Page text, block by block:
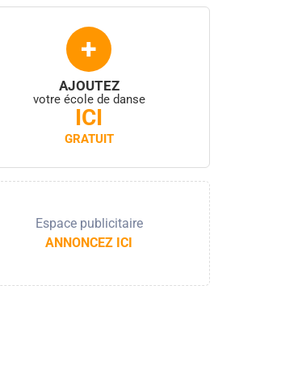
+
AJOUTEZ
votre école de danse
ICI
GRATUIT
Espace publicitaire
ANNONCEZ ICI